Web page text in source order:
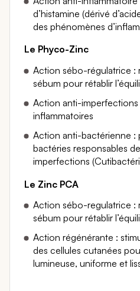
d’histamine (dérivé
des phénomènes
Le Phyco-Zinc
Action sébo-régulatrice :
sébum pour rétablir
Action anti-imperfections
inflammatoires
Action anti-bactérienne :
bactéries responsables
imperfections
Le Zinc PCA
Action sébo-regulatrice :
sébum pour rétablir
Action régénérante :
des cellules cutanées
lumineuse, uniforme et